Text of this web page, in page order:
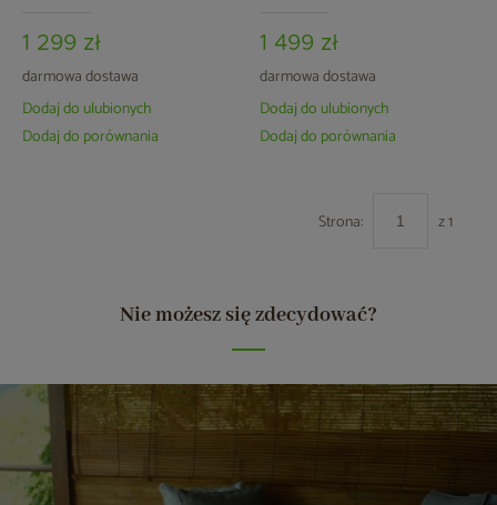
1 299 zł
darmowa dostawa
Dodaj do ulubionych
Dodaj do porównania
1 499 zł
darmowa dostawa
Dodaj do ulubionych
Dodaj do porównania
Strona: z 1
Nie możesz się zdecydować?